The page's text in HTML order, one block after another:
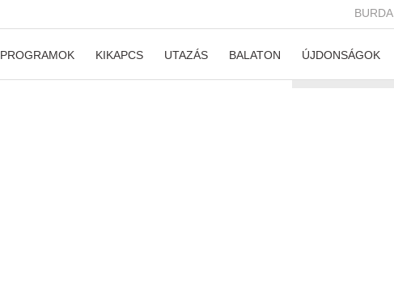
BURDA
PROGRAMOK KIKAPCS UTAZÁS BALATON ÚJDONSÁGOK